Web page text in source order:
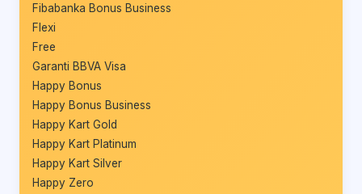
Fibabanka Bonus Business
Flexi
Free
Garanti BBVA Visa
Happy Bonus
Happy Bonus Business
Happy Kart Gold
Happy Kart Platinum
Happy Kart Silver
Happy Zero